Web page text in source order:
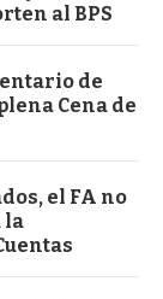
al BPS
de
Cena de
el FA no
la